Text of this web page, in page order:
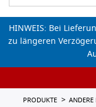
HINWEIS: Bei
zu längeren
PRODUKTE